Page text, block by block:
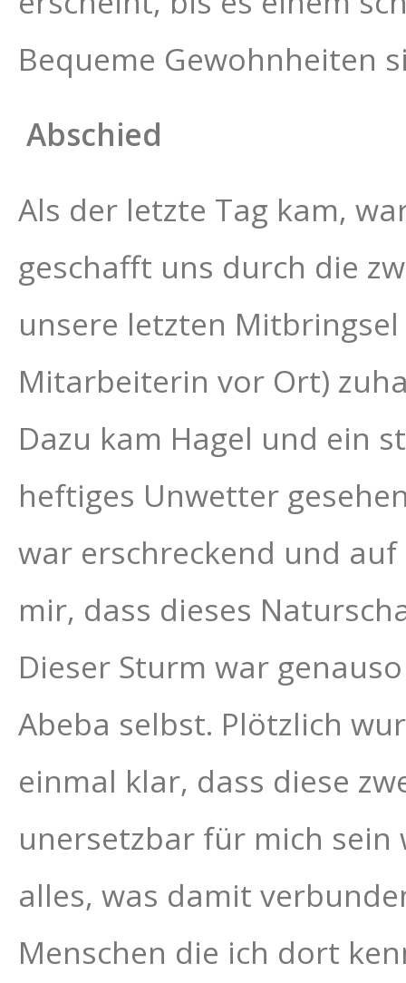
Bequeme Gewohnheiten
Abschied
Als der letzte Tag kam,
geschafft uns durch die
unsere letzten
Mitarbeiterin vor Ort)
Dazu kam Hagel und ein
heftiges Unwetter
war erschreckend und
mir, dass dieses
Dieser Sturm war
Abeba selbst. Plötzlich
einmal klar, dass diese
unersetzbar für mich sein
alles, was damit
Menschen die ich dort